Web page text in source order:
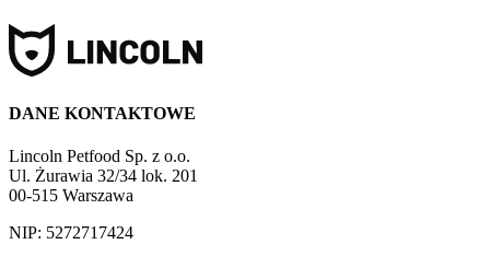
DANE KONTAKTOWE
Lincoln Petfood Sp. z o.o.
Ul. Żurawia 32/34 lok. 201
00-515 Warszawa
NIP: 5272717424